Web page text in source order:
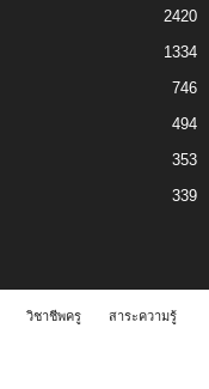
2420
1334
746
494
353
339
วิชาชีพครู
สาระความรู้